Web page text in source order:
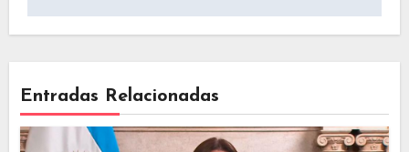
Entradas Relacionadas